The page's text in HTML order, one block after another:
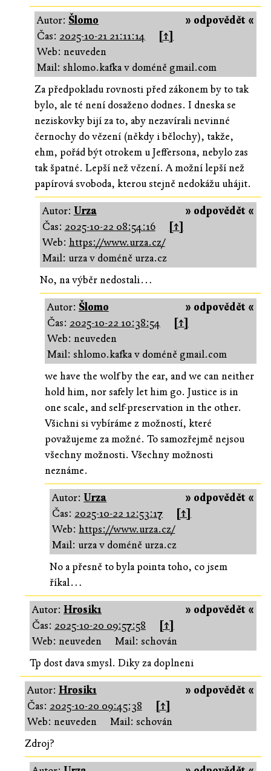
» odpovědět «
Autor: Šlomo
Čas: 2025-10-21 21:11:14
[↑]
Web: neuveden
Mail: shlomo.kafka v doméně gmail.com
Za předpokladu rovnosti před zákonem by to tak
bylo, ale té není dosaženo dodnes. I dneska se
neziskovky bijí za to, aby nezavírali nevinné
černochy do vězení (někdy i bělochy), takže,
ehm, pořád být otrokem u Jeffersona, nebylo zas
tak špatné. Lepší než vězení. A možní lepší než
papírová svoboda, kterou stejně nedokážu uhájit.
» odpovědět «
Autor: Urza
Čas: 2025-10-22 08:54:16
[↑]
Web: https://www.urza.cz/
Mail: urza v doméně urza.cz
No, na výběr nedostali…
» odpovědět «
Autor: Šlomo
Čas: 2025-10-22 10:38:54
[↑]
Web: neuveden
Mail: shlomo.kafka v doméně gmail.com
we have the wolf by the ear, and we can neither
hold him, nor safely let him go. Justice is in
one scale, and self-preservation in the other.
Všichni si vybíráme z možností, které
považujeme za možné. To samozřejmě nejsou
všechny možnosti. Všechny možnosti
neznáme.
» odpovědět «
Autor:Urza
Čas: 2025-10-22 12:53:17
[↑]
Web:https://www.urza.cz/
Mail: urza v doméně urza.cz
No a přesně to byla pointa toho, co jsem
říkal…
» odpovědět «
Autor: Hrosik1
Čas: 2025-10-20 09:57:58
[↑]
Web: neuveden
Mail: schován
Tp dost dava smysl. Diky za doplneni
» odpovědět «
Autor: Hrosik1
Čas: 2025-10-20 09:45:38
[↑]
Web: neuveden
Mail: schován
Zdroj?